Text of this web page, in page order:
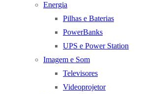
Energia
Pilhas e Baterias
PowerBanks
UPS e Power Station
Imagem e Som
Televisores
Videoprojetor